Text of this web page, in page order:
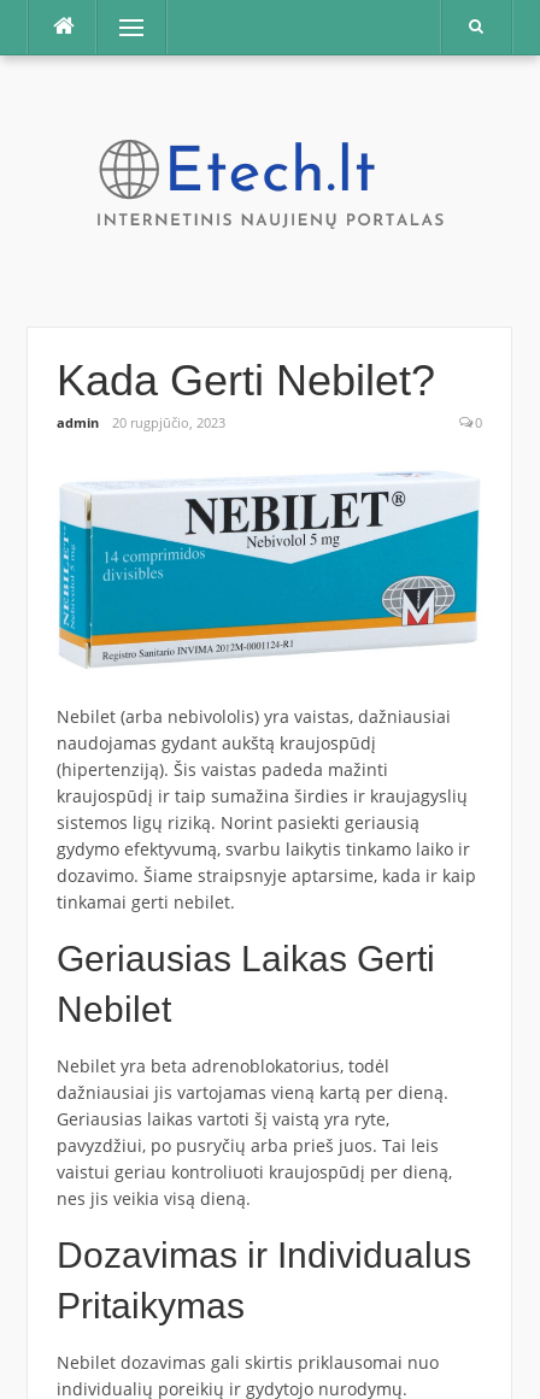
Praleisti
Meniu
Kada Gerti Nebilet?
admin 20 rugpjūčio, 2023 0
Nebilet (arba nebivololis) yra vaistas, dažniausiai
naudojamas gydant aukštą kraujospūdį
(hipertenziją). Šis vaistas padeda mažinti
kraujospūdį ir taip sumažina širdies ir kraujagyslių
sistemos ligų riziką. Norint pasiekti geriausią
gydymo efektyvumą, svarbu laikytis tinkamo laiko ir
dozavimo. Šiame straipsnyje aptarsime, kada ir kaip
tinkamai gerti nebilet.
Geriausias Laikas Gerti
Nebilet
Nebilet yra beta adrenoblokatorius, todėl
dažniausiai jis vartojamas vieną kartą per dieną.
Geriausias laikas vartoti šį vaistą yra ryte,
pavyzdžiui, po pusryčių arba prieš juos. Tai leis
vaistui geriau kontroliuoti kraujospūdį per dieną,
nes jis veikia visą dieną.
Dozavimas ir Individualus
Pritaikymas
Nebilet dozavimas gali skirtis priklausomai nuo
individualių poreikių ir gydytojo nurodymų.